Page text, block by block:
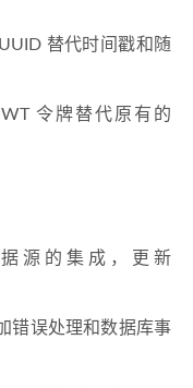
替代时间戳和随
令牌替代原有的
据源的集成，更新
错误处理和数据库事